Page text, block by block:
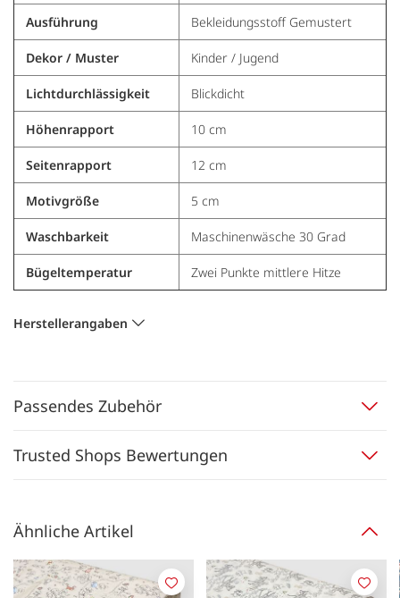
Ausführung Bekleidungsstoff Gemustert
Dekor / Muster Kinder / Jugend
Lichtdurchlässigkeit Blickdicht
Höhenrapport 10 cm
Seitenrapport 12 cm
Motivgröße 5 cm
Waschbarkeit Maschinenwäsche 30 Grad
Bügeltemperatur Zwei Punkte mittlere Hitze
Herstellerangaben
Passendes Zubehör
Trusted Shops Bewertungen
Ähnliche Artikel
Merken